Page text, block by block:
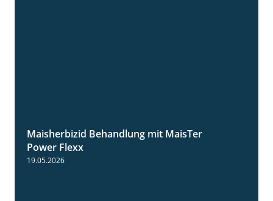
Maisherbizid Behandlung mit MaisTer
Power Flexx
19.05.2026